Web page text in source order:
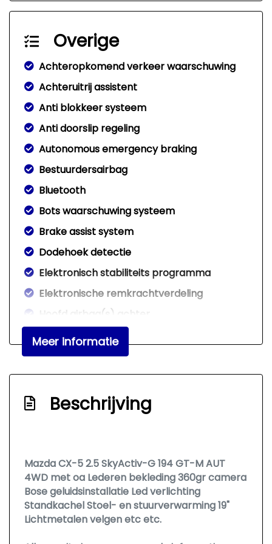
Overige
Achteropkomend verkeer waarschuwing
Achteruitrij assistent
Anti blokkeer systeem
Anti doorslip regeling
Autonomous emergency braking
Bestuurdersairbag
Bluetooth
Bots waarschuwing systeem
Brake assist system
Dodehoek detectie
Elektronisch stabiliteits programma
Elektronische remkrachtverdeling
Hoofd airbag(s) achter
Hoofd airbag(s) voor
Keyless start
Led mistlampen
Passagiersairbag
Rijstrooksensor met correctie
Standkachel
Zij airbag(s) voor
Exterieur
Meer informatie
Beschrijving
Mazda CX-5 2.5 SkyActiv-G 194 GT-M AUT
4WD met oa Lederen bekleding 360gr camera
Bose geluidsinstallatie Led verlichting
Standkachel Stoel- en stuurverwarming 19"
Lichtmetalen velgen etc etc.